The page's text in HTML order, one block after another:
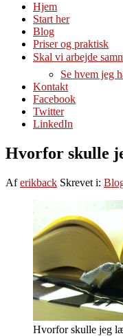
Hjem
Start her
Blog
Priser og praktisk
Skal vi arbejde
Se hvem jeg
Kontakt
Facebook
Twitter
LinkedIn
Hvorfor skulle
Aferikback Skrevet i:
Hvorfor skulle jeg